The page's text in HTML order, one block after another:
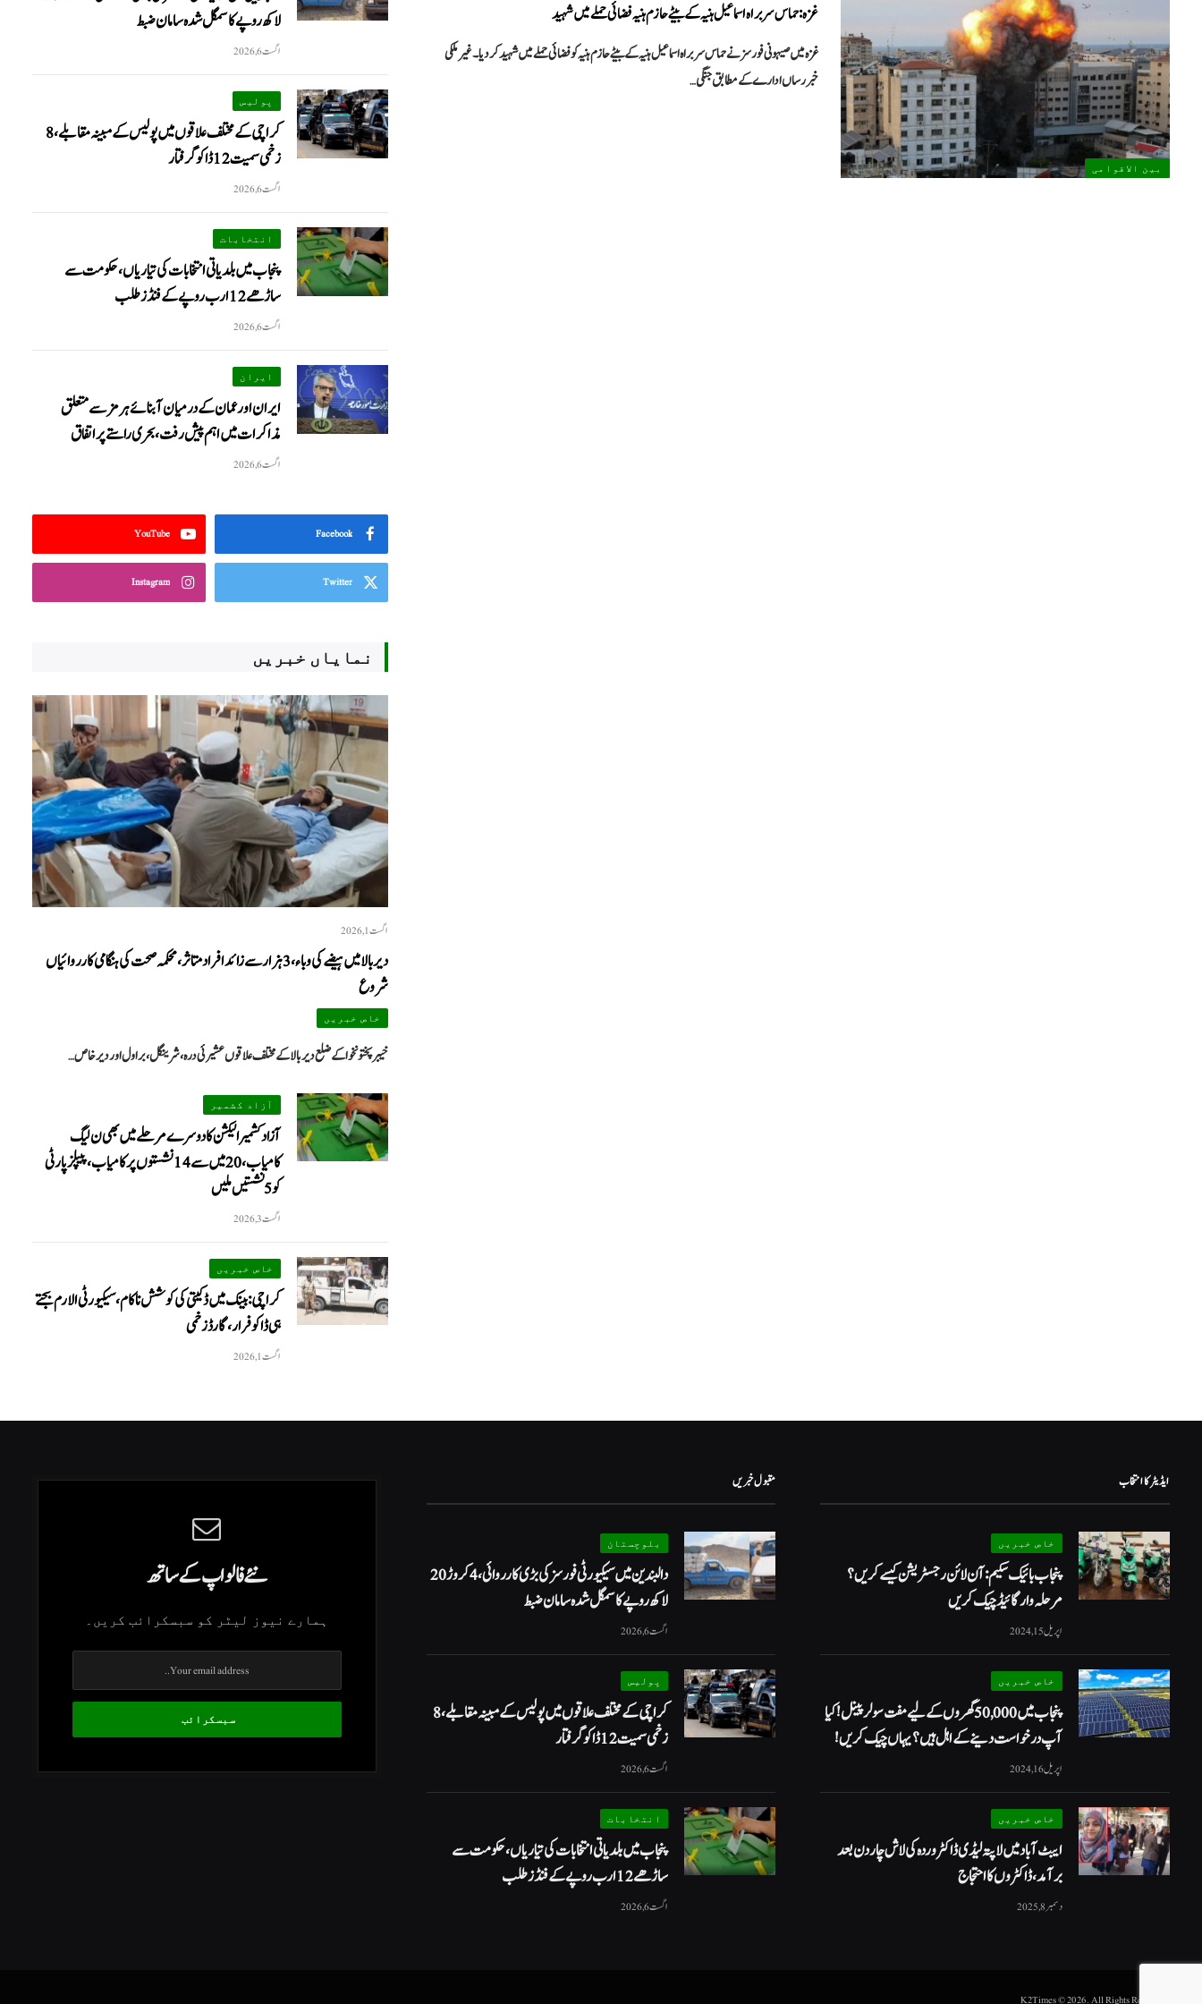
بین الاقوامی
غزہ: حماس سربراہ اسماعیل ہنیہ کے بیٹے حازم ہنیہ فضائی حملے میں شہید
غزہ میں صیہونی فورسز نے حماس سربراہ اسماعیل ہنیہ کے بیٹے حازم ہنیہ کو فضائی حملے میں شہید کردیا۔ غیر ملکی
خبررساں ادارے کے مطابق جنگی…
لاکھ روپے کا سمگل شدہ سامان ضبط
اگست 6, 2026
پولیس
کراچی کے مختلف علاقوں میں پولیس کے مبینہ مقابلے، 8
زخمی سمیت 12 ڈاکو گرفتار
اگست 6, 2026
انتخابات
پنجاب میں بلدیاتی انتخابات کی تیاریاں، حکومت سے
ساڑھے 12 ارب روپے کے فنڈز طلب
اگست 6, 2026
ایران
ایران اور عمان کے درمیان آبنائے ہرمز سے متعلق
مذاکرات میں اہم پیش رفت، بحری راستے پر اتفاق
اگست 6, 2026
Facebook
YouTube
Twitter
Instagram
نمایاں خبریں
اگست 1, 2026
دیر بالا میں ہیضے کی وباء، 3 ہزار سے زائد افراد متاثر، محکمہ صحت کی ہنگامی کارروائیاں
شروع
خاص خبریں
خیبرپختونخوا کے ضلع دیر بالا کے مختلف علاقوں عشیرئی درہ، شرینگل، براول اور دیر خاص…
آزاد کشمیر
آزاد کشمیر الیکشن کا دوسرے مرحلے میں بھی ن لیگ
کامیاب، 20 میں سے 14 نشستوں پر کامیاب، پیپلزپارٹی
کو 5 نشستیں ملیں
اگست 3, 2026
خاص خبریں
کراچی: بینک میں ڈکیتی کی کوشش ناکام، سیکیورٹی الارم بجتے
ہی ڈاکو فرار، گارڈ زخمی
اگست 1, 2026
ایڈیٹر کا انتخاب
خاص خبریں
پنجاب بائیک سکیم: آن لائن رجسٹریشن کیسے کریں؟
مرحلہ وار گائیڈ چیک کریں
اپریل 15, 2024
خاص خبریں
پنجاب میں 50,000 گھروں کے لیے مفت سولر پینل! کیا
آپ درخواست دینے کے اہل ہیں؟ یہاں چیک کریں!
اپریل 16, 2024
خاص خبریں
ایبٹ آباد میں لاپتہ لیڈی ڈاکٹر وردہ کی لاش چار دن بعد
برآمد، ڈاکٹروں کا احتجاج
دسمبر 8, 2025
مقبول خبریں
بلوچستان
دالبندین میں سیکیورٹی فورسز کی بڑی کارروائی، 4 کروڑ 20
لاکھ روپے کا سمگل شدہ سامان ضبط
اگست 6, 2026
پولیس
کراچی کے مختلف علاقوں میں پولیس کے مبینہ مقابلے، 8
زخمی سمیت 12 ڈاکو گرفتار
اگست 6, 2026
انتخابات
پنجاب میں بلدیاتی انتخابات کی تیاریاں، حکومت سے
ساڑھے 12 ارب روپے کے فنڈز طلب
اگست 6, 2026
نئے فالو اپ کے ساتھ
ہمارے نیوز لیٹر کو سبسکرائب کریں۔